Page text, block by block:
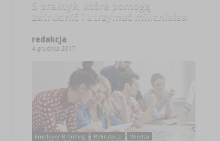
5 praktyk, które pomogą
zatrudnić i utrzymać millenialsa
redakcja
4 grudnia 2017
Employer Branding Rekrutacja Wiedza